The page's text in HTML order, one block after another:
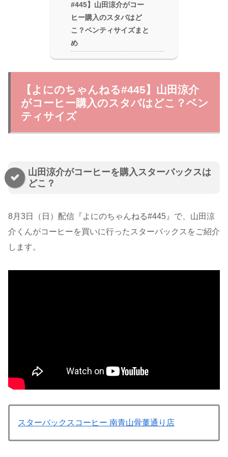
#445】山田涼介がコー
ヒー購入のスタバはど
こ？ベンティサイズまと
め
【よにのちゃんねる#445】山田涼介
がコーヒー購入のスタバはどこ？ベン
ティサイズ
山田涼介がコーヒーを購入スターバックスは
どこ？
8月3日（日）配信『よにのちゃんねる#445』で、山田涼
介くんがコーヒーを買いに行ったスターバックスをご紹介
します。
スターバックスコーヒー 南青山骨董通り店